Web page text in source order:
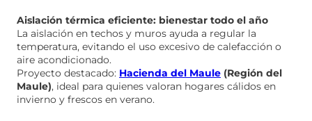
Aislación térmica eficiente: bienestar todo el año
La aislación en techos y muros ayuda a regular la
temperatura, evitando el uso excesivo de calefacción o
aire acondicionado.
Proyecto destacado: Hacienda del Maule (Región del
Maule), ideal para quienes valoran hogares cálidos en
invierno y frescos en verano.